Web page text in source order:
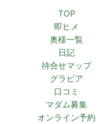
TOP
即ヒメ
奥様一覧
日記
待合せマップ
グラビア
口コミ
マダム募集
オンライン予約